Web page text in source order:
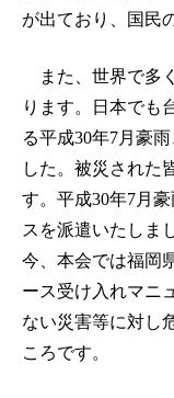
が出ており、国民
また、世界で多
ります。日本でも
る平成30年7月豪
した。被災された
す。平成30年7月
スを派遣いたしま
今、本会では福岡
ース受け入れマニ
ない災害等に対し
ころです。